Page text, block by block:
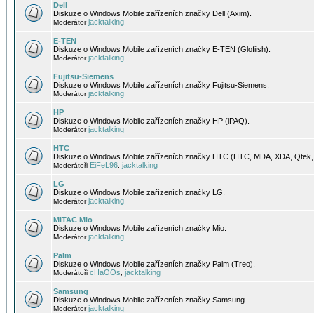
Dell
Diskuze o Windows Mobile zařízeních značky Dell (Axim).
Moderátorjacktalking
E-TEN
Diskuze o Windows Mobile zařízeních značky E-TEN (Glofiish).
Moderátorjacktalking
Fujitsu-Siemens
Diskuze o Windows Mobile zařízeních značky Fujitsu-Siemens.
Moderátorjacktalking
HP
Diskuze o Windows Mobile zařízeních značky HP (iPAQ).
Moderátorjacktalking
HTC
Diskuze o Windows Mobile zařízeních značky HTC (HTC, MDA, XDA,
Moderátoři EiFeL96 jacktalking
LG
Diskuze o Windows Mobile zařízeních značky LG.
Moderátorjacktalking
MiTAC Mio
Diskuze o Windows Mobile zařízeních značky Mio.
Moderátorjacktalking
Palm
Diskuze o Windows Mobile zařízeních značky Palm (Treo).
Moderátoři cHaOOs jacktalking
Samsung
Diskuze o Windows Mobile zařízeních značky Samsung.
Moderátorjacktalking